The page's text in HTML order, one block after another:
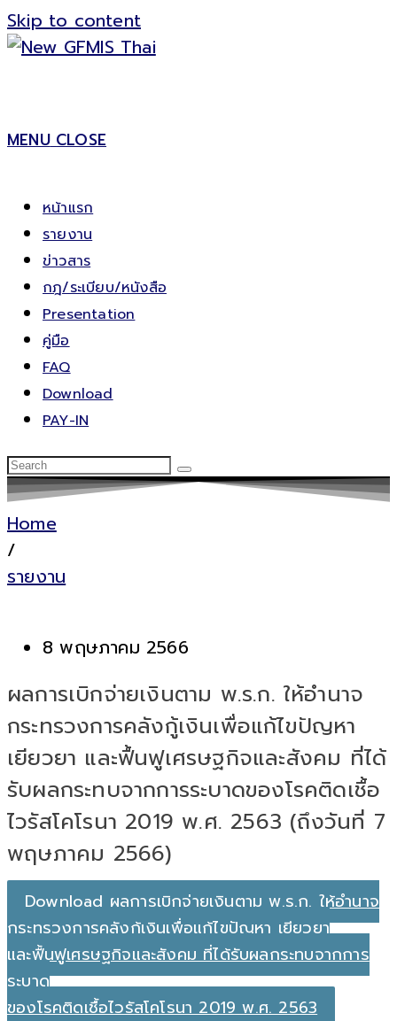
Skip to content
MENU CLOSE
หน้าแรก
รายงาน
ข่าวสาร
กฎ/ระเบียบ/หนังสือ
Presentation
คู่มือ
FAQ
Download
PAY-IN
Home
/
รายงาน
8 พฤษภาคม 2566
ผลการเบิกจ่ายเงินตาม พ.ร.ก. ให้อำนาจ
กระทรวงการคลังกู้เงินเพื่อแก้ไขปัญหา
เยียวยา และฟื้นฟูเศรษฐกิจและสังคม ที่ได้
รับผลกระทบจากการระบาดของโรคติดเชื้อ
ไวรัสโคโรนา 2019 พ.ศ. 2563 (ถึงวันที่ 7
พฤษภาคม 2566)
Download ผลการเบิกจ่ายเงินตาม พ.ร.ก. ให้อำนาจ
กระทรวงการคลังกู้เงินเพื่อแก้ไขปัญหา เยียวยา
และฟื้นฟูเศรษฐกิจและสังคม ที่ได้รับผลกระทบจากการ
ระบาด
ของโรคติดเชื้อไวรัสโคโรนา 2019 พ.ศ. 2563